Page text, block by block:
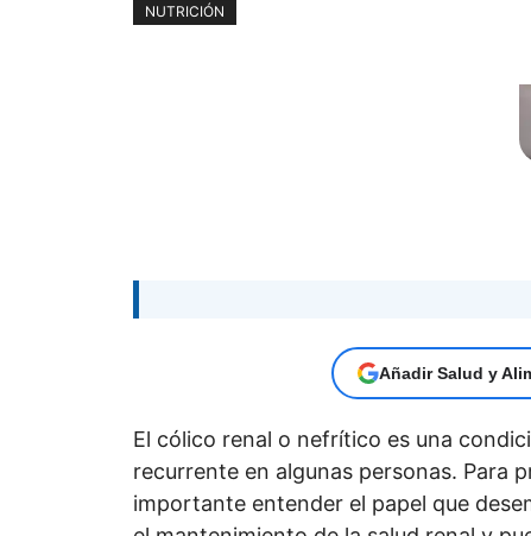
NUTRICIÓN
Añadir Salud y
El cólico renal o nefrítico es una
recurrente en algunas personas. Para
importante entender el papel que